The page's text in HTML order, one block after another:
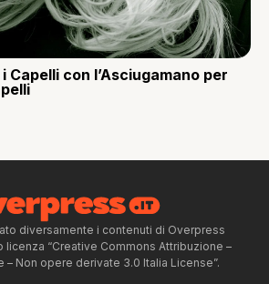
Capelli con l’Asciugamano per
diversamente i contenuti di Overpress
licenza “Creative Commons Attribuzione –
– Non opere derivate 3.0 Italia License”.